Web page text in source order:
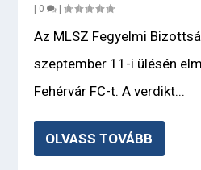
| 0 |
Az MLSZ Fegyelmi
szeptember 11-i ülésén
Fehérvár FC-t. A verdikt...
OLVASS TOVÁBB